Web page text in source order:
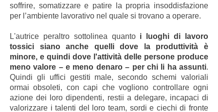
soffrire, somatizzare e patire la propria insoddisfazione
per l’ambiente lavorativo nel quale si trovano a operare.
L'autrice peraltro sottolinea quantoi luoghi di lavoro
tossici siano anche quelli dove la produttività è
minore, e quindi dove l'attività delle persone produce
meno valore – e meno denaro – per chi li ha assunti.
Quindi gli uffici gestiti male, secondo schemi valoriali
ormai obsoleti, con capi che vogliono controllare ogni
azione dei loro dipendenti, restii a delegare, incapaci di
valorizzare i talenti del loro team, sordi e ciechi di fronte